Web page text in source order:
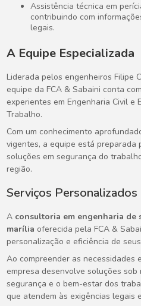
Assistência técnica em perícias judiciais e extrajudiciais,
contribuindo com
legais.
A Equipe Especializada
Liderada pelos engenheiros Filipe
equipe da FCA & Sabaini conta
experientes em Engenharia Civil e
Trabalho.
Com um conhecimento
vigentes, a equipe está preparada
soluções em segurança do
região.
Serviços
A consultoria em engenharia de
marília oferecida pela FCA &
personalização e eficiência de
Ao compreender as necessidades
empresa desenvolve soluções
segurança e o bem-estar dos
que atendem às exigências legais